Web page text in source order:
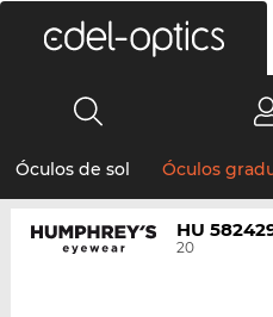
Óculos de sol Óculos
HU
20